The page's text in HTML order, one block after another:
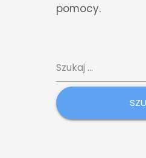
pomocy.